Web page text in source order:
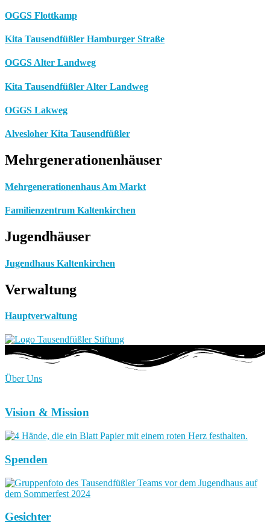
OGGS Flottkamp
Kita Tausendfüßler Hamburger Straße
OGGS Alter Landweg
Kita Tausendfüßler Alter Landweg
OGGS Lakweg
Alvesloher Kita Tausendfüßler
Mehrgenerationenhäuser
Mehrgenerationenhaus Am Markt
Familienzentrum Kaltenkirchen
Jugendhäuser
Jugendhaus Kaltenkirchen
Verwaltung
Hauptverwaltung
Über Uns
Vision & Mission
Spenden
Gesichter